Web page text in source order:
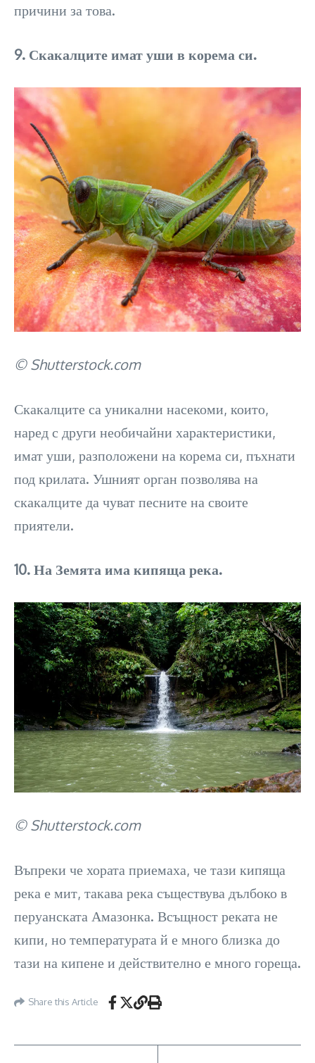
причини за това.
9. Скакалците имат уши в корема си.
© Shutterstock.com
Скакалците са уникални насекоми, които,
наред с други необичайни характеристики,
имат уши, разположени на корема си, пъхнати
под крилата. Ушният орган позволява на
скакалците да чуват песните на своите
приятели.
10. На Земята има кипяща река.
© Shutterstock.com
Въпреки че хората приемаха, че тази кипяща
река е мит, такава река съществува дълбоко в
перуанската Амазонка. Всъщност реката не
кипи, но температурата й е много близка до
тази на кипене и действително е много гореща.
Share this Article